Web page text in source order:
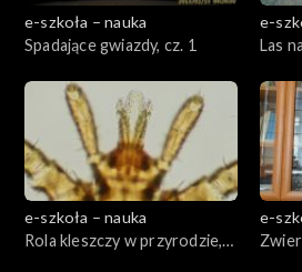
e-szkoła – nauka
Spadające gwiazdy, cz. 1
e-
Las
e-szkoła – nauka
Rola kleszczy w przyrodzie,
e-